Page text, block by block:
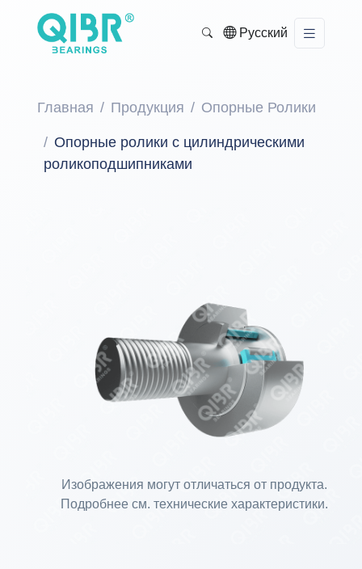
Русский
Главная Продукция Опорные Ролики
Опорные ролики с цилиндрическими
роликоподшипниками
Изображения могут отличаться от продукта.
Подробнее см. технические характеристики.